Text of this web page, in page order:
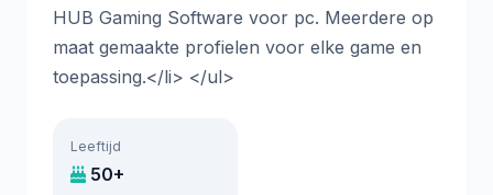
HUB Gaming Software voor pc. Meerdere op
maat gemaakte profielen voor elke game en
toepassing.</li> </ul>
Leeftijd
50+